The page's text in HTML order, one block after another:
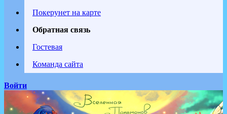
Покерунет на карте
Обратная связь
Гостевая
Команда сайта
Войти